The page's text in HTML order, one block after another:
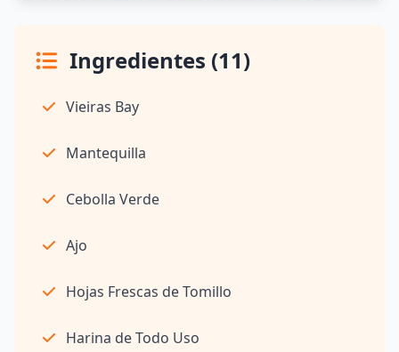
Ingredientes (11)
Vieiras Bay
Mantequilla
Cebolla Verde
Ajo
Hojas Frescas de Tomillo
Harina de Todo Uso